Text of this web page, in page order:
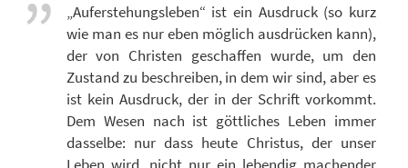
„Auferstehungsleben“ ist ein Ausdruck (so kurz
wie man es nur eben möglich ausdrücken kann),
der von Christen geschaffen wurde, um den
Zustand zu beschreiben, in dem wir sind, aber es
ist kein Ausdruck, der in der Schrift vorkommt.
Dem Wesen nach ist göttliches Leben immer
dasselbe: nur dass heute Christus, der unser